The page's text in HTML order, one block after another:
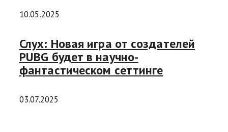
10.05.2025
Слух: Новая игра от создателей
PUBG будет в научно-
фантастическом сеттинге
03.07.2025